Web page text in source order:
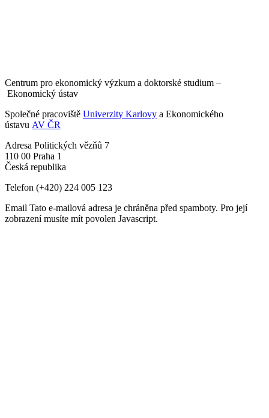
Centrum pro ekonomický výzkum a doktorské studium –
Ekonomický ústav
Společné pracoviště Univerzity Karlovy a Ekonomického
ústavu AV ČR
Adresa Politických vězňů 7
110 00 Praha 1
Česká republika
Telefon (+420) 224 005 123
Email Tato e-mailová adresa je chráněna před spamboty. Pro její
zobrazení musíte mít povolen Javascript.